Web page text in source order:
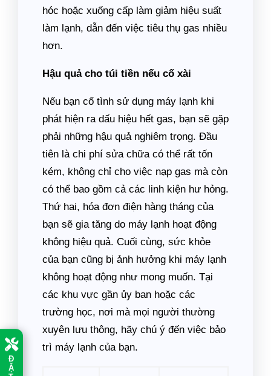
Đ
Ặ
hóc hoặc xuống cấp làm giảm hiệu suất
làm lạnh, dẫn đến việc tiêu thụ gas nhiều
hơn.
Hậu quả cho túi tiền nếu cố xài
Nếu bạn cố tình sử dụng máy lạnh khi
phát hiện ra dấu hiệu hết gas, bạn sẽ gặp
phải những hậu quả nghiêm trọng. Đầu
tiên là chi phí sửa chữa có thể rất tốn
kém, không chỉ cho việc nạp gas mà còn
có thể bao gồm cả các linh kiện hư hỏng.
Thứ hai, hóa đơn điện hàng tháng của
bạn sẽ gia tăng do máy lạnh hoạt động
không hiệu quả. Cuối cùng, sức khỏe
của bạn cũng bị ảnh hưởng khi máy lạnh
không hoạt động như mong muốn. Tại
các khu vực gần ủy ban hoặc các
trường học, nơi mà mọi người thường
xuyên lưu thông, hãy chú ý đến việc bảo
trì máy lạnh của bạn.